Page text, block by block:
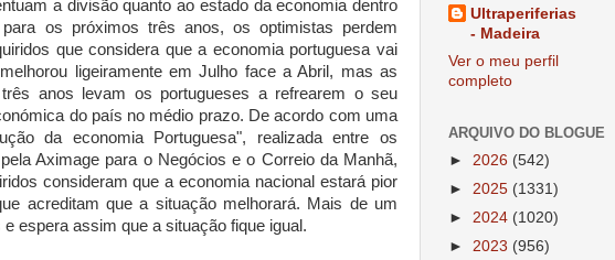
a divisão quanto ao estado da economia dentro
os próximos três anos, os optimistas perdem
que considera que a economia portuguesa vai
ligeiramente em Julho face a Abril, mas as
anos levam os portugueses a refrearem o seu
do país no médio prazo. De acordo com uma
da economia Portuguesa", realizada entre os
Aximage para o Negócios e o Correio da Manhã,
consideram que a economia nacional estará pior
acreditam que a situação melhorará. Mais de um
espera assim que a situação fique igual.
Ultraperiferias
- Madeira
Ver o meu perfil
completo
ARQUIVO DO BLOGUE
► 2026 (542)
► 2025 (1331)
► 2024 (1020)
► 2023 (956)